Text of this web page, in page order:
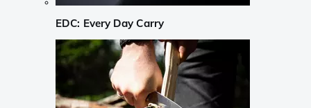
EDC: Every Day Carry